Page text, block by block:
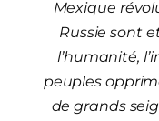
Mexique
Russie sont
l’humanité,
peuples
de grands